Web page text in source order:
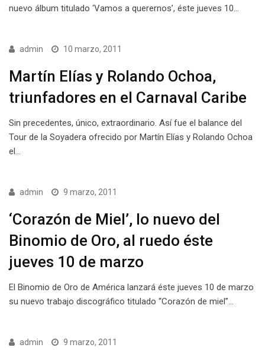
nuevo álbum titulado ‘Vamos a querernos’, éste jueves 10…
admin 10 marzo, 2011
Martín Elías y Rolando Ochoa,
triunfadores en el Carnaval Caribe
Sin precedentes, único, extraordinario. Así fue el balance del
Tour de la Soyadera ofrecido por Martín Elías y Rolando Ochoa
el…
admin 9 marzo, 2011
‘Corazón de Miel’, lo nuevo del
Binomio de Oro, al ruedo éste
jueves 10 de marzo
El Binomio de Oro de América lanzará éste jueves 10 de marzo
su nuevo trabajo discográfico titulado “Corazón de miel”…
admin 9 marzo, 2011